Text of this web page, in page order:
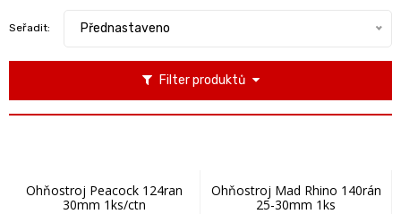
Filter produktů
Seřadit: Přednastaveno
Ohňostroj Peacock 124ran
30mm 1ks/ctn
Ohňostroj Mad Rhino 140rán
25-30mm 1ks